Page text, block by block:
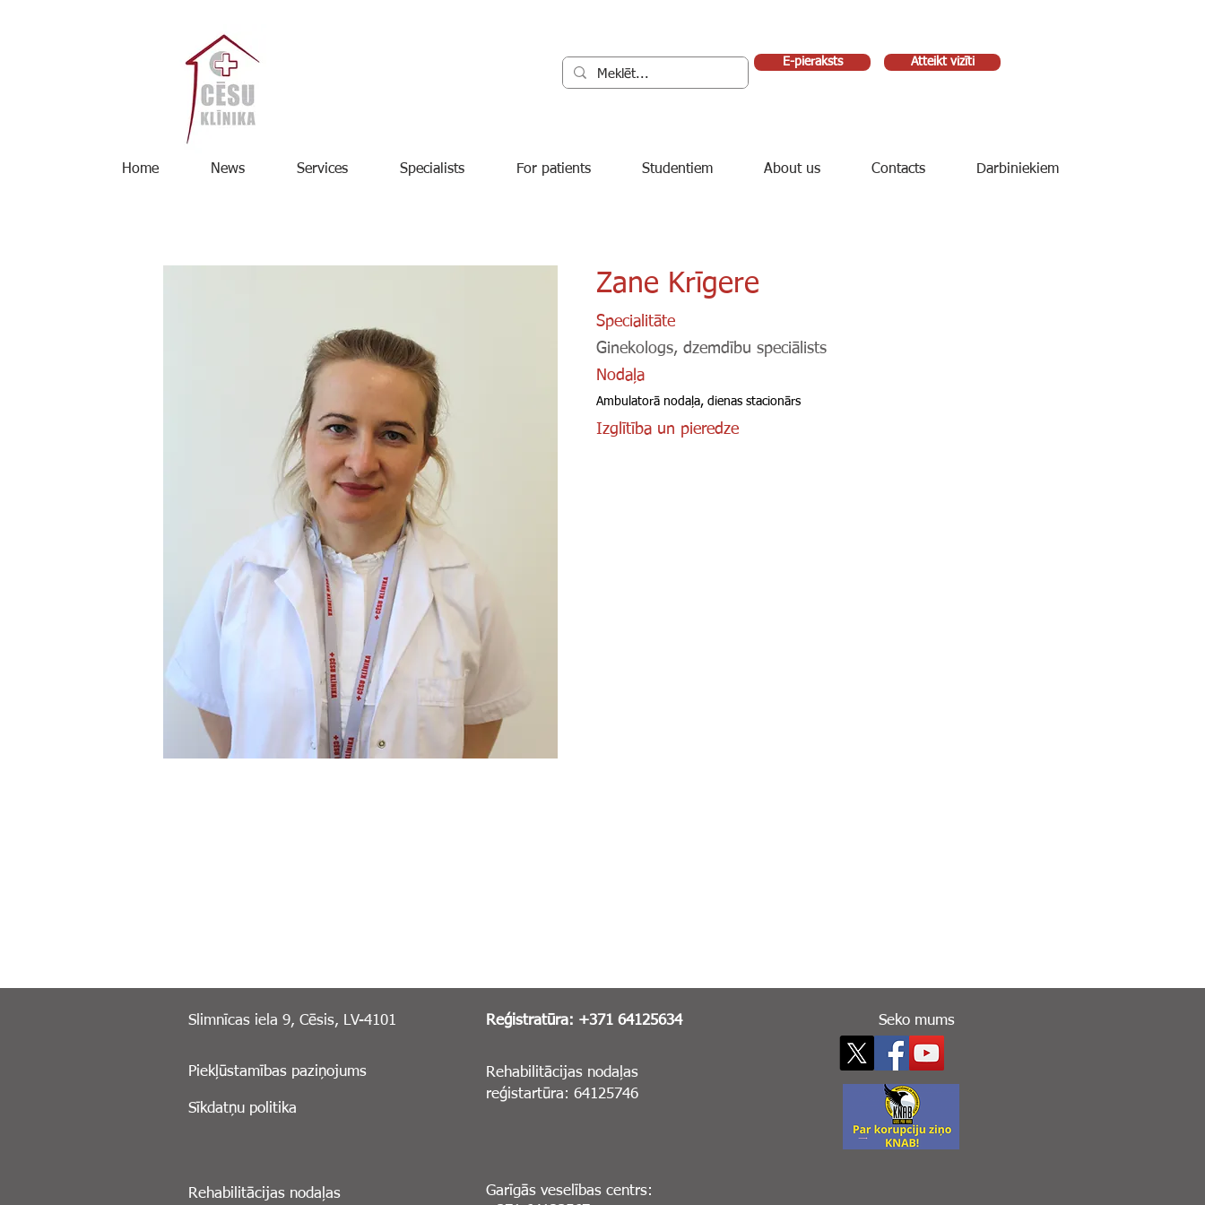
E-pieraksts Atteikt vizīti
Home News Services Specialists For patients Studentiem About us Contacts Darbiniekiem
Zane Krīgere
Specialitāte
Ginekologs, dzemdību speciālists
Nodaļa
Ambulatorā nodaļa, dienas stacionārs
Izglītība un pieredze
Slimnīcas iela 9, Cēsis, LV-4101 Reģistratūra: +371 64125634
Piekļūstamības paziņojums
Sīkdatņu politika
Rehabilitācijas nodaļas
reģistartūra: 64125746
Rehabilitācijas nodaļas
Garīgās veselības centrs:
Seko mums